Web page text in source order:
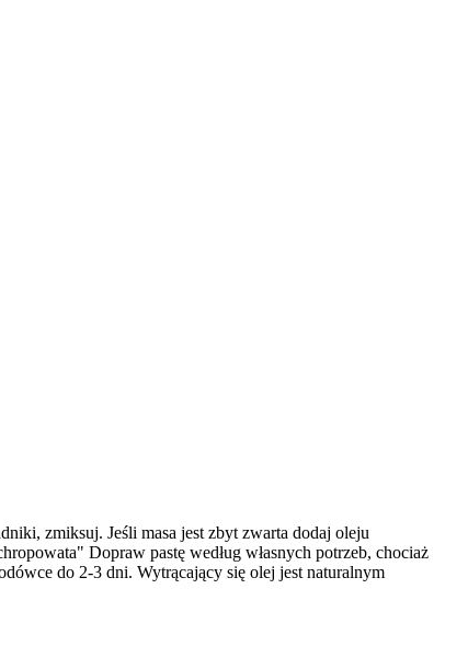
zmiksuj. Jeśli masa jest zbyt zwarta dodaj oleju
Dopraw pastę według własnych potrzeb, chociaż
do 2-3 dni. Wytrącający się olej jest naturalnym